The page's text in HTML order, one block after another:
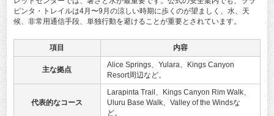
ピンタ・トレイルは4月〜9月の涼しい時期に歩くのが望ましく、水、天
候、非常用通信手段、単独行動を避けることが重要とされています。
項目 内容
主な拠点
Alice Springs、Yulara、Kings Canyon
Resort周辺など。
代表的なコース
Larapinta Trail、Kings Canyon Rim Walk、
Uluru Base Walk、Valley of the Windsな
ど。